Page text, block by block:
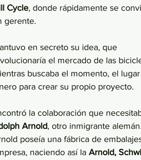
Cycle, donde rápidamente se
gerente.
en secreto su idea, que
el mercado de las
buscaba el momento, el
para crear su propio proyecto.
la colaboración que
Arnold, otro inmigrante alemán.
poseía una fábrica de
naciendo así la Arnold,